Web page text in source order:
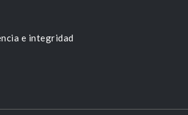
e integridad